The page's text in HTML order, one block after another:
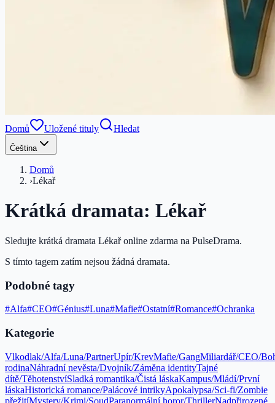
Domů Uložené tituly Hledat
Čeština
Domů
›Lékař
Krátká dramata: Lékař
Sledujte krátká dramata Lékař online zdarma na PulseDrama.
S tímto tagem zatím nejsou žádná dramata.
Podobné tagy
#Alfa#CEO#Génius#Luna#Mafie#Ostatní#Romance#Ochranka
Kategorie
Vlkodlak/Alfa/Luna/PartnerUpír/KrevMafie/GangMiliardář/CEO/
rodinaNáhradní nevěsta/Dvojník/Záměna identityTajné
dítě/TěhotenstvíSladká romantika/Čistá láskaKampus/Mládí/První
láskaHistorická romance/Palácové intrikyApokalypsa/Sci-fi/Zombie
přežitíMystery/Krimi/SoudParanormální horor/ThrillerNadpřirozené